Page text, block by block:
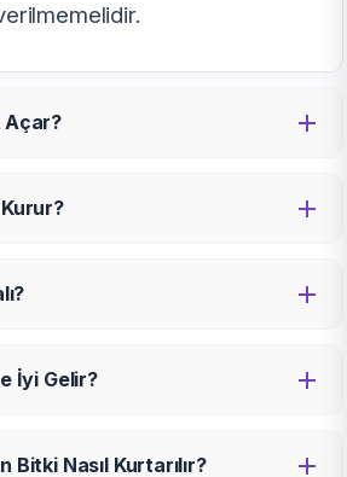
Açar?
İyi Gelir?
Bitki Nasıl Kurtarılır?